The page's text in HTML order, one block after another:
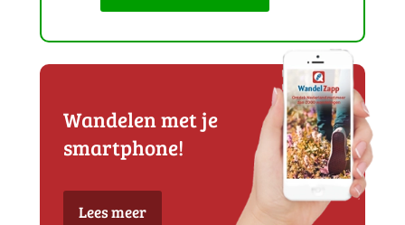
Wandelen met je
smartphone!
Lees meer